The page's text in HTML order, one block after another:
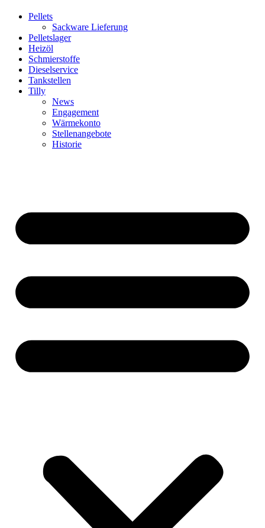
Pellets
Sackware Lieferung
Pelletslager
Heizöl
Schmierstoffe
Dieselservice
Tankstellen
Tilly
News
Engagement
Wärmekonto
Stellenangebote
Historie